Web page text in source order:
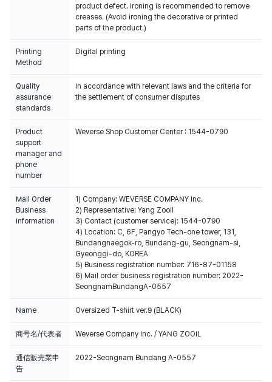
product defect. Ironing is recommended to remove
creases. (Avoid ironing the decorative or printed
parts of the product.)
Printing
Method
Digital printing
Quality
assurance
standards
In accordance with relevant laws and the criteria for
the settlement of consumer disputes
Product
support
manager and
phone
number
Weverse Shop Customer Center : 1544-0790
Mail Order
Business
Information
1) Company: WEVERSE COMPANY Inc.
2) Representative: Yang Zooil
3) Contact (customer service): 1544-0790
4) Location: C, 6F, Pangyo Tech-one tower, 131,
Bundangnaegok-ro, Bundang-gu, Seongnam-si,
Gyeonggi-do, KOREA
5) Business registration number: 716-87-01158
6) Mail order business registration number: 2022-
SeongnamBundangA-0557
Name Oversized T-shirt ver.9 (BLACK)
商号名/代表者 Weverse Company Inc. / YANG ZOOIL
通信販売業申
告
2022-Seongnam Bundang A-0557